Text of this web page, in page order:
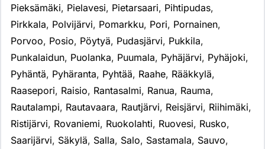
Pieksämäki, Pielavesi, Pietarsaari, Pihtipudas,
Pirkkala, Polvijärvi, Pomarkku, Pori, Pornainen,
Porvoo, Posio, Pöytyä, Pudasjärvi, Pukkila,
Punkalaidun, Puolanka, Puumala, Pyhäjärvi, Pyhäjoki,
Pyhäntä, Pyhäranta, Pyhtää, Raahe, Rääkkylä,
Raasepori, Raisio, Rantasalmi, Ranua, Rauma,
Rautalampi, Rautavaara, Rautjärvi, Reisjärvi, Riihimäki,
Ristijärvi, Rovaniemi, Ruokolahti, Ruovesi, Rusko,
Saarijärvi, Säkylä, Salla, Salo, Sastamala, Sauvo,